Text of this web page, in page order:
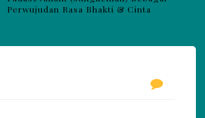
Perwujudan Rasa Bhakti & Cinta